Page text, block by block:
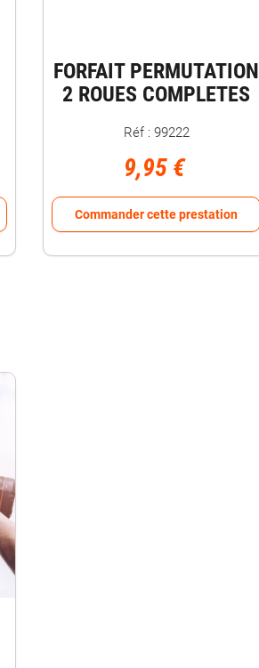
FORFAIT PERMUTATION
2 ROUES COMPLETES
Réf : 99222
9,95 €
Commander cette prestation